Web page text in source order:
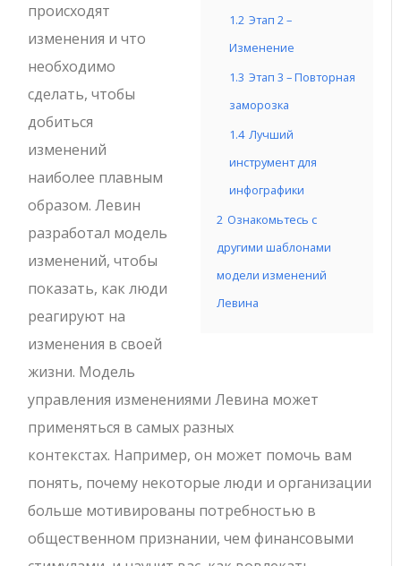
1.2 Этап 2 –
Изменение
1.3 Этап 3 – Повторная
заморозка
1.4 Лучший
инструмент для
инфографики
2 Ознакомьтесь с
другими шаблонами
модели изменений
Левина
происходят
изменения и что
необходимо
сделать, чтобы
добиться
изменений
наиболее плавным
образом.Левин
разработал модель
изменений, чтобы
показать, как люди
реагируют на
изменения в своей
жизни. Модель
управления изменениями Левина может
применяться в самых разных
контекстах. Например, он может помочь вам
понять, почему некоторые люди и организации
больше мотивированы потребностью в
общественном признании, чем финансовыми